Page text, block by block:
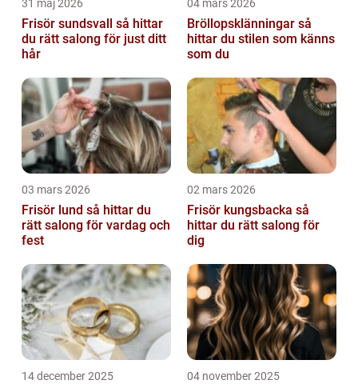
31 maj 2026
Frisör sundsvall så hittar
du rätt salong för just ditt
hår
04 mars 2026
Bröllopsklänningar så
hittar du stilen som känns
som du
03 mars 2026
Frisör lund så hittar du
rätt salong för vardag och
fest
02 mars 2026
Frisör kungsbacka så
hittar du rätt salong för
dig
14 december 2025 04 november 2025